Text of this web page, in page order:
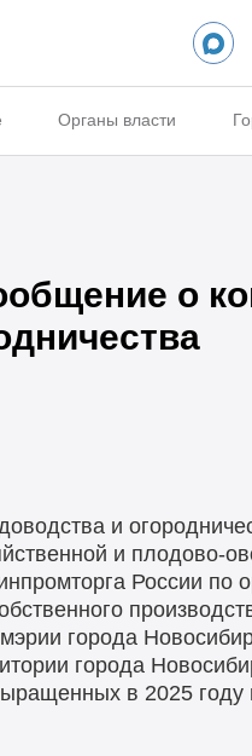
Органы власти
о
и
и
России
города
города
в 2025